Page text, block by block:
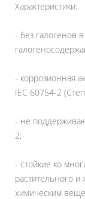
Характеристики:
- без галогенов
- коррозионная
IEC 60754-2
- не
2;
- стойкие ко
растительного
химическим